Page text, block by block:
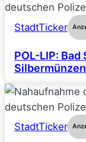
StadtTicker
POL-LIP:
StadtTicker